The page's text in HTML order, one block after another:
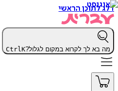
דלג לתוכן הראשי
מה בא לך לקרוא במקום לגלול? CtrlK